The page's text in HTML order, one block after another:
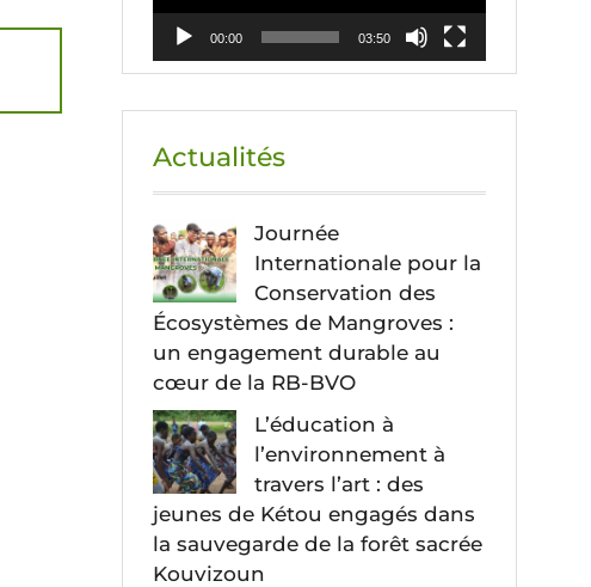
00:00 03:50
Actualités
Journée
Internationale pour la
Conservation des
Écosystèmes de Mangroves :
un engagement durable au
cœur de la RB-BVO
L’éducation à
l’environnement à
travers l’art : des
jeunes de Kétou engagés dans
la sauvegarde de la forêt sacrée
Kouvizoun